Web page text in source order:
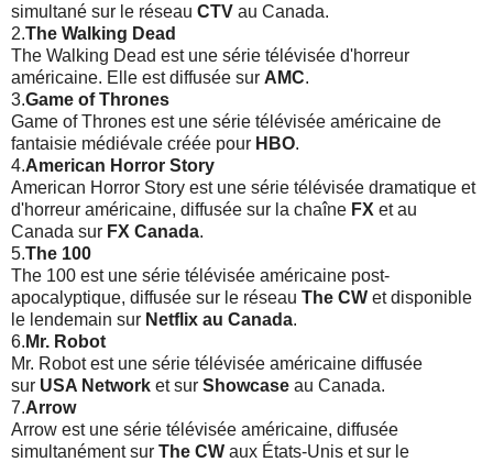
simultané sur le réseau CTV au Canada.
2.The Walking Dead
The Walking Dead est une série télévisée d'horreur
américaine. Elle est diffusée sur AMC.
3.Game of Thrones
Game of Thrones est une série télévisée américaine de
fantaisie médiévale créée pour HBO.
4.American Horror Story
American Horror Story est une série télévisée dramatique et
d'horreur américaine, diffusée sur la chaîne FX et au
Canada sur FX Canada.
5.The 100
The 100 est une série télévisée américaine post-
apocalyptique, diffusée sur le réseau The CW et disponible
le lendemain sur Netflix au Canada.
6. Mr. Robot
Mr. Robot est une série télévisée américaine diffusée
sur USA Network et sur Showcase au Canada.
7.Arrow
Arrow est une série télévisée américaine, diffusée
simultanément sur The CW aux États-Unis et sur le